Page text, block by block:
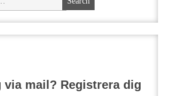
via mail? Registrera dig